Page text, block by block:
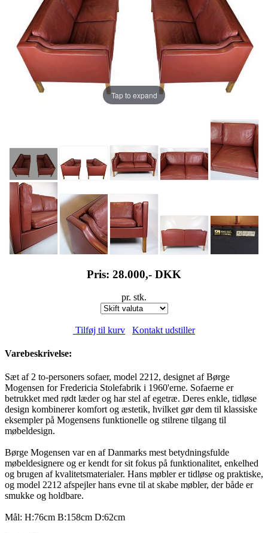
Tap to expand
Pris: 28.000,- DKK
pr. stk.
Tilføj til kurv Kontakt udstiller
Varebeskrivelse:
Sæt af 2 to-personers sofaer, model 2212, designet af Børge
Mogensen for Fredericia Stolefabrik i 1960'erne. Sofaerne er
betrukket med rødt læder og har stel af egetræ. Deres enkle, tidløse
design kombinerer komfort og æstetik, hvilket gør dem til klassiske
eksempler på Mogensens funktionelle og stilrene tilgang til
møbeldesign.
Børge Mogensen var en af Danmarks mest betydningsfulde
møbeldesignere og er kendt for sit fokus på funktionalitet, enkelhed
og brugen af kvalitetsmaterialer. Hans møbler er tidløse og praktiske,
og model 2212 afspejler hans evne til at skabe møbler, der både er
smukke og holdbare.
Mål: H:76cm B:158cm D:62cm